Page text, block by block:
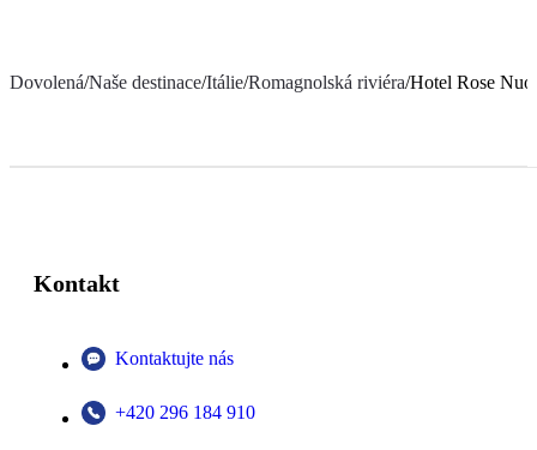
Dovolená/Naše destinace/Itálie/Romagnolská riviéra/Hotel Rose
Kontakt
Kontaktujte nás
+420 296 184 910